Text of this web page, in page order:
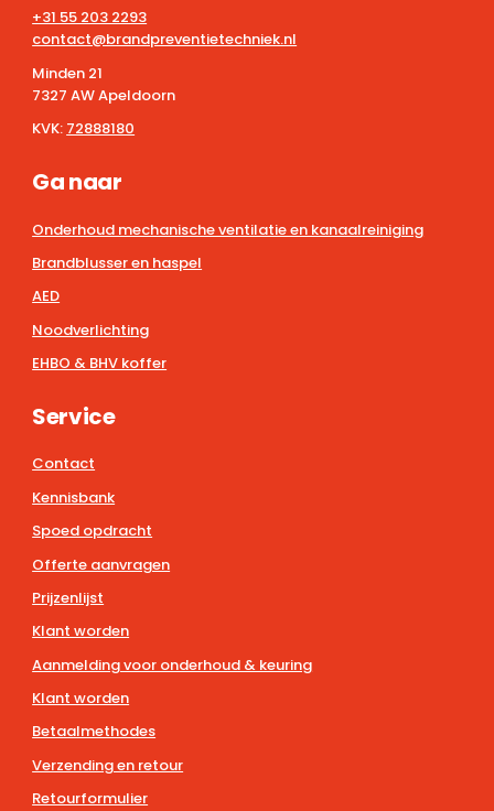
+31 55 203 2293
contact@brandpreventietechniek.nl
Minden 21
7327 AW Apeldoorn
KVK: 72888180
Ga naar
Onderhoud mechanische ventilatie en kanaalreiniging
Brandblusser en haspel
AED
Noodverlichting
EHBO & BHV koffer
Service
Contact
Kennisbank
Spoed opdracht
Offerte aanvragen
Prijzenlijst
Klant worden
Aanmelding voor onderhoud & keuring
Klant worden
Betaalmethodes
Verzending en retour
Retourformulier